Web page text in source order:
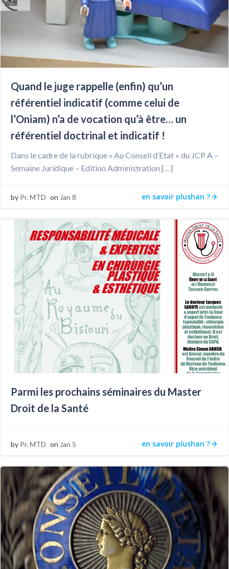
Quand le juge rappelle (enfin) qu’un
référentiel indicatif (comme celui de
l’Oniam) n’a de vocation qu’à être… un
référentiel doctrinal et indicatif !
Dans le cadre de la rubrique « Au Conseil d’Etat » du JCP A –
Semaine Juridique – Edition Administration […]
by Pr. MTD on Jan 8 en savoir plushan ?
Parmi les prochains séminaires du Master
Droit de la Santé
by Pr. MTD on Jan 5 en savoir plushan ?